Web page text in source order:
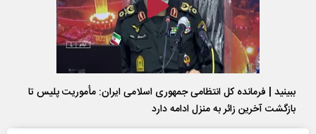
ببینید | فرمانده کل انتظامی جمهوری اسلامی ایران­: مأموریت پلیس تا
بازگشت آخرین زائر به منزل ادامه دارد